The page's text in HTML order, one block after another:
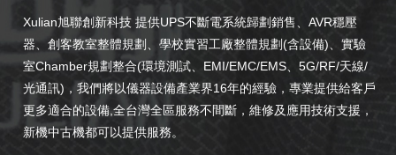
Xulian旭聯創新科技 提供UPS不斷電系統歸劃銷售、AVR穩壓
器、創客教室整體規劃、學校實習工廠整體規劃(含設備)、實驗
室Chamber規劃整合(環境測試、EMI/EMC/EMS、5G/RF/天線/
光通訊)，我們將以儀器設備產業界16年的經驗，專業提供給客戶
更多適合的設備,全台灣全區服務不間斷，維修及應用技術支援，
新機中古機都可以提供服務。